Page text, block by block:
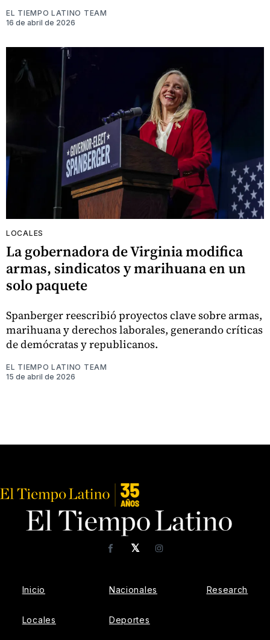
EL TIEMPO LATINO TEAM
16 de abril de 2026
LOCALES
La gobernadora de Virginia modifica
armas, sindicatos y marihuana en un
solo paquete
Spanberger reescribió proyectos clave sobre armas,
marihuana y derechos laborales, generando críticas
de demócratas y republicanos.
EL TIEMPO LATINO TEAM
15 de abril de 2026
𝕏
FacebookInstagram
Inicio
Locales
Nacionales
Deportes
Research